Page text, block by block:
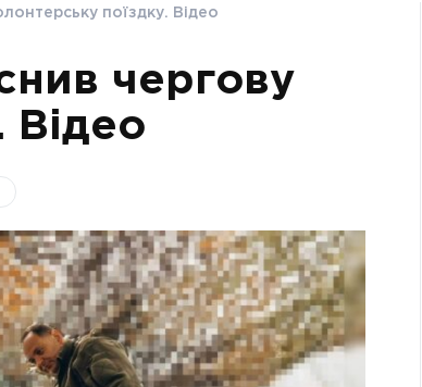
поїздку. Відео
чергову
Відео